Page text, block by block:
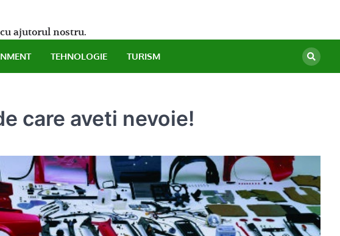
ajutorul nostru.
TEHNOLOGIE TURISM
care aveti nevoie!